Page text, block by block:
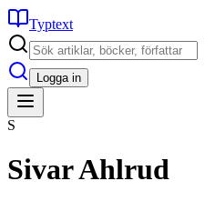
Typtext
Logga in
S
Sivar Ahlrud